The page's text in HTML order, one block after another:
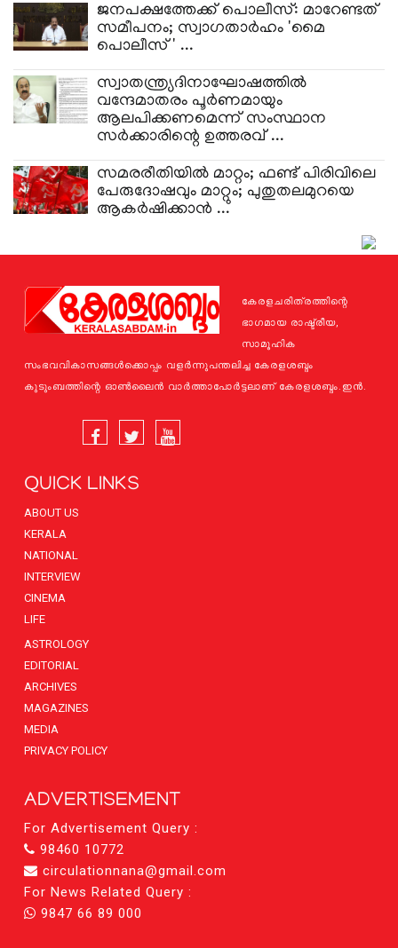
ജനപക്ഷത്തേക്ക് പൊലീസ്: മാറേണ്ടത്
സമീപനം; സ്വാഗതാർഹം 'മൈ
പൊലീസ്' ...
സ്വാതന്ത്ര്യദിനാഘോഷത്തിൽ
വന്ദേമാതരം പൂർണമായും
ആലപിക്കണമെന്ന് സംസ്ഥാന
സർക്കാരിന്റെ ഉത്തരവ് ...
സമരരീതിയിൽ മാറ്റം; ഫണ്ട് പിരിവിലെ
പേരുദോഷവും മാറ്റും; പുതുതലമുറയെ
ആകർഷിക്കാൻ ...
കേരളചരിത്രത്തിന്റെ
ഭാഗമായ രാഷ്ട്രീയ,
സാമൂഹിക
സംഭവവികാസങ്ങള്‍ക്കൊപ്പം വളര്‍ന്നുപന്തലിച്ച കേരളശബ്ദം
കുടുംബത്തിന്റെ ഓണ്‍ലൈന്‍ വാര്‍ത്താപോര്‍ട്ടലാണ് കേരളശബ്ദം.ഇന്‍.
QUICK LINKS
ABOUT US
KERALA
NATIONAL
INTERVIEW
CINEMA
LIFE
ASTROLOGY
EDITORIAL
ARCHIVES
MAGAZINES
MEDIA
PRIVACY POLICY
ADVERTISEMENT
For Advertisement Query :
98460 10772
circulationnana@gmail.com
For News Related Query :
9847 66 89 000